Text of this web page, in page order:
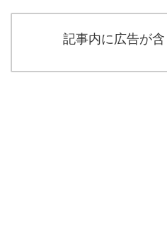
記事内に広告が含